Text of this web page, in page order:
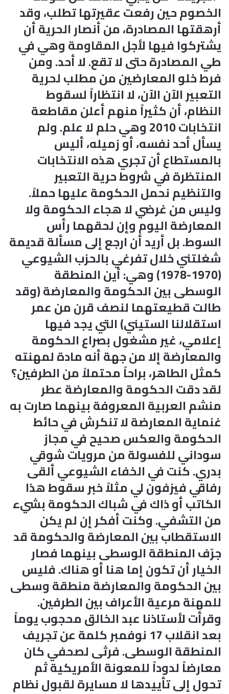
الخصوم حين رفعت عقيرتها تطلب، وقد
أرهقتها المصادرة، من أنصار الحرية أن
يشتركوا فيها لأجل المقاومة وهي في
طي المصادرة حتى لا تقع. لا أحد. ومن
فرط خلو المعارضين من مطلب لحرية
التعبير الآن الآن، لا انتظاراً لسقوط
النظام، أن كثيراً منهم أعلن مقاطعة
انتخابات 2010 وهي حلم لا علم. ولم
يسأل أحد نفسه، أو زميله، أليس
بالمستطاع أن تجري هذه الانتخابات
المنتظرة في شروط حرية التعبير
والتنظيم نحمل الحكومة عليها حملاً.
وليس من غرضي لا هجاء الحكومة ولا
المعارضة اليوم وإن لحقهما رأس
السوط. بل أريد أن ارجع إلى مسألة قديمة
شغلتني خلال تفرغي بالحزب الشيوعي
(1970-1978) وهي: أين المنطقة
الوسطى بين الحكومة والمعارضة (وقد
طالت قطيعتهما لنصف قرن من عمر
استقلالنا الستيني) التي يجد فيها
إعلامي، غير مشغول بصراع الحكومة
والمعارضة إلا من جهة أنه مادة لمهنته
كمثل الطاهر، براحاً محتملاً من الطرفين؟
لقد دقت الحكومة والمعارضة عطر
منشم العربية المعروفة بينهما صارت به
غنماية المعارضة لا تنكرش في حائط
الحكومة والعكس صحيح في مجاز
سوداني للفسولة من مرويات شوقي
بدري. كنت في الخفاء الشيوعي ألقى
رفاقي فيزفون لي مثلاً خبر سقوط هذا
الكاتب أو ذاك في شباك الحكومة بشيء
من التشفي. وكنت أفكر إن لم يكن
الاستقطاب بين المعارضة والحكومة قد
جرّف المنطقة الوسطى بينهما فصار
الخيار أن تكون إما هنا أو هناك. فليس
بين الحكومة والمعارضة منطقة وسطى
للمهنة مرعية الأعراف بين الطرفين.
وقرأت لأستاذنا عبد الخالق محجوب يوماً
بعد انقلاب 17 نوفمبر كلمة عن تجريف
المنطقة الوسطى. فرثى لصحفي كان
معارضاً لدوداً للمعونة الأمريكية ثم
تحول إلى تأييدها لا مسايرة لقبول نظام